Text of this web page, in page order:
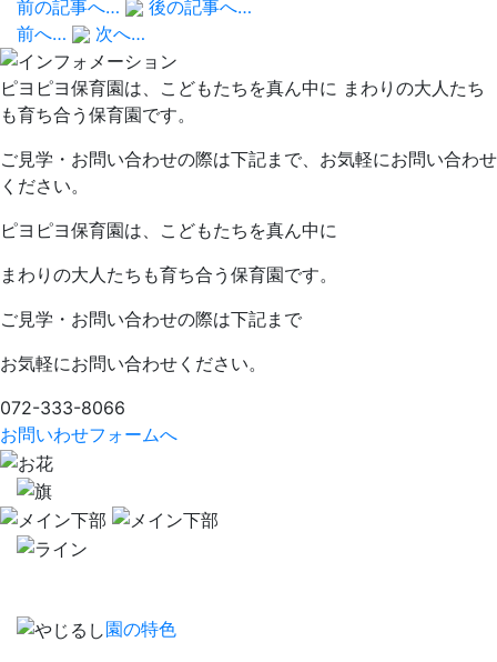
前の記事へ…
後の記事へ…
前へ…
次へ…
ピヨピヨ保育園は、こどもたちを真ん中に まわりの大人たち
も育ち合う保育園です。
ご見学・お問い合わせの際は下記まで、お気軽にお問い合わせ
ください。
ピヨピヨ保育園は、こどもたちを真ん中に
まわりの大人たちも育ち合う保育園です。
ご見学・お問い合わせの際は下記まで
お気軽にお問い合わせください。
072-333-8066
お問いわせフォームへ
園の特色